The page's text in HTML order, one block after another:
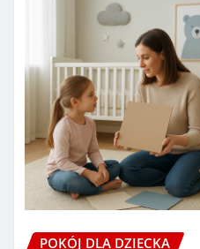
POKÓJ DLA DZIECKA